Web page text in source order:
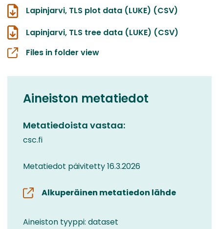
Lapinjarvi, TLS plot data (LUKE) (CSV)
Lapinjarvi, TLS tree data (LUKE) (CSV)
Files in folder view
Aineiston metatiedot
Metatiedoista vastaa:
csc.fi
Metatiedot päivitetty 16.3.2026
Alkuperäinen metatiedon lähde
Aineiston tyyppi: dataset